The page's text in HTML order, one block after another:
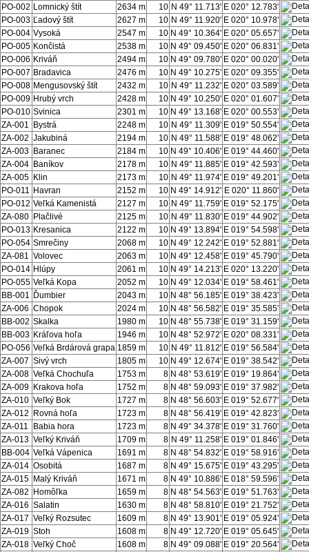
PO-002 Lomnický štít 2634 m 10 N 49° 11.713' E 020° 12.783'
PO-003 Ľadový štít 2627 m 10 N 49° 11.920' E 020° 10.978'
PO-004 Vysoká 2547 m 10 N 49° 10.364' E 020° 05.657'
PO-005 Končistá 2538 m 10 N 49° 09.450' E 020° 06.831'
PO-006 Kriváň 2494 m 10 N 49° 09.780' E 020° 00.020'
PO-007 Bradavica 2476 m 10 N 49° 10.275' E 020° 09.355'
PO-008 Mengusovský štít 2432 m 10 N 49° 11.232' E 020° 03.589'
PO-009 Hrubý vrch 2428 m 10 N 49° 10.250' E 020° 01.607'
PO-010 Svinica 2301 m 10 N 49° 13.168' E 020° 00.553'
ZA-001
Bystrá 2248 m 10 N 49° 11.309' E 019° 50.554'
ZA-002 Jakubiná 2194 m 10 N 49° 11.588' E 019° 48.062'
ZA-003 Baranec 2184 m 10 N 49° 10.406' E 019° 44.460'
ZA-004 Baníkov 2178 m 10 N 49° 11.885' E 019° 42.593'
ZA-005 Klin 2173 m 10 N 49° 11.974' E 019° 49.201'
PO-011 Havran 2152 m 10 N 49° 14.912' E 020° 11.860'
PO-012 Veľká Kamenistá 2127 m 10 N 49° 11.759' E 019° 52.175'
ZA-080 Plačlivé 2125 m 10 N 49° 11.830' E 019° 44.902'
PO-013 Kresanica 2122 m 10 N 49° 13.894' E 019° 54.598'
PO-054 Smrečiny 2068 m 10 N 49° 12.242' E 019° 52.881'
ZA-081 Volovec 2063 m 10 N 49° 12.458' E 019° 45.790'
PO-014 Hlúpy 2061 m 10 N 49° 14.213' E 020° 13.220'
PO-055 Veľká Kopa 2052 m 10 N 49° 12.034' E 019° 58.461'
BB-001 Ďumbier 2043 m 10 N 48° 56.185' E 019° 38.423'
ZA-006 Chopok 2024 m 10 N 48° 56.582' E 019° 35.585'
BB-002 Skalka 1980 m 10 N 48° 55.738' E 019° 31.159'
BB-003 Kráľova hoľa 1946 m 10 N 48° 52.972' E 020° 08.331'
PO-056 Veľká Brdárová grapa 1859 m 10 N 49° 11.812' E 019° 56.584'
ZA-007 Sivý vrch 1805 m 10 N 49° 12.674' E 019° 38.542'
ZA-008 Veľká Chochuľa 1753 m 8 N 48° 53.619' E 019° 19.864'
ZA-009 Krakova hoľa 1752 m 8 N 48° 59.093' E 019° 37.982'
ZA-010 Veľký Bok 1727 m 8 N 48° 56.603' E 019° 52.677'
ZA-012
Rovná hoľa 1723 m 8 N 48° 56.419' E 019° 42.823'
ZA-011
Babia hora 1723 m 8 N 49° 34.378' E 019° 31.760'
ZA-013 Veľký Kriváň 1709 m 8 N 49° 11.258' E 019° 01.846'
BB-004 Veľká Vápenica 1691 m 8 N 48° 54.832' E 019° 58.916'
ZA-014 Osobitá 1687 m 8 N 49° 15.675' E 019° 43.295'
ZA-015 Malý Kriváň 1671 m 8 N 49° 10.886' E 018° 59.596'
ZA-082
Homôľka 1659 m 8 N 48° 54.563' E 019° 51.763'
ZA-016 Salatin 1630 m 8 N 48° 58.810' E 019° 21.752'
ZA-017 Veľký Rozsutec 1609 m 8 N 49° 13.901' E 019° 05.924'
ZA-019 Stoh 1608 m 8 N 49° 12.720' E 019° 05.645'
ZA-018 Veľký Choč 1608 m 8 N 49° 09.088' E 019° 20.564'